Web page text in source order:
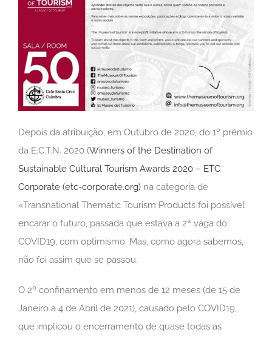
Depois da atribuição, em Outubro de 2020, do 1º prémio
da E.C.T.N. 2020 (Winners of the Destination of
Sustainable Cultural Tourism Awards 2020 – ETC
Corporate (etc-corporate.org) na categoria de
«Transnational Thematic Tourism Products foi possível
encarar o futuro, passada que estava a 2ª vaga do
COVID19, com optimismo. Mas, como agora sabemos,
não foi assim que se passou.
O 2º confinamento em menos de 12 meses (de 15 de
Janeiro a 4 de Abril de 2021), causado pelo COVID19,
que implicou o encerramento de quase todas as